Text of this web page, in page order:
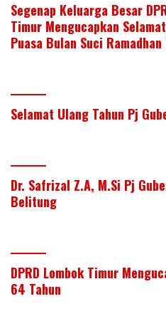
Segenap Keluarga Besar
Timur Mengucapkan
Puasa Bulan Suci
Selamat Ulang Tahun Pj
Dr. Safrizal Z.A, M.Si Pj
Belitung
DPRD Lombok Timur
64 Tahun